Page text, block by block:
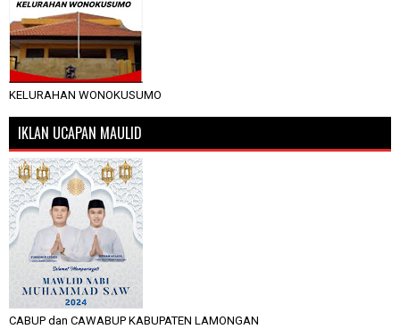
KELURAHAN WONOKUSUMO
IKLAN UCAPAN MAULID
CABUP dan CAWABUP KABUPATEN LAMONGAN